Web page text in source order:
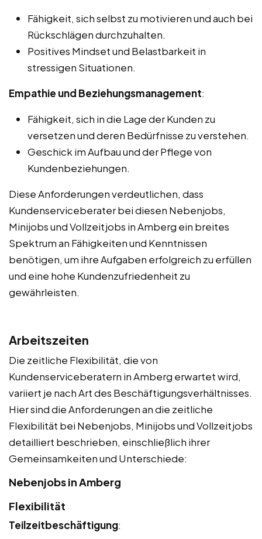
Fähigkeit, sich selbst zu motivieren und auch bei
Rückschlägen durchzuhalten.
Positives Mindset und Belastbarkeit in
stressigen Situationen.
Empathie und Beziehungsmanagement:
Fähigkeit, sich in die Lage der Kunden zu
versetzen und deren Bedürfnisse zu verstehen.
Geschick im Aufbau und der Pflege von
Kundenbeziehungen.
Diese Anforderungen verdeutlichen, dass
Kundenserviceberater bei diesen Nebenjobs,
Minijobs und Vollzeitjobs in Amberg ein breites
Spektrum an Fähigkeiten und Kenntnissen
benötigen, um ihre Aufgaben erfolgreich zu erfüllen
und eine hohe Kundenzufriedenheit zu
gewährleisten.
Arbeitszeiten
Die zeitliche Flexibilität, die von
Kundenserviceberatern in Amberg erwartet wird,
variiert je nach Art des Beschäftigungsverhältnisses.
Hier sind die Anforderungen an die zeitliche
Flexibilität bei Nebenjobs, Minijobs und Vollzeitjobs
detailliert beschrieben, einschließlich ihrer
Gemeinsamkeiten und Unterschiede:
Nebenjobs in Amberg
Flexibilität
Teilzeitbeschäftigung: